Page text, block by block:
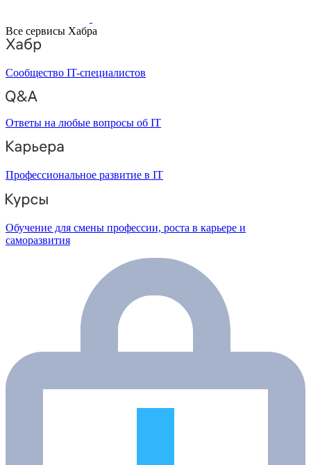
Все сервисы Хабра
Сообщество IT-специалистов
Ответы на любые вопросы об IT
Профессиональное развитие в IT
Обучение для смены профессии, роста в карьере и
саморазвития